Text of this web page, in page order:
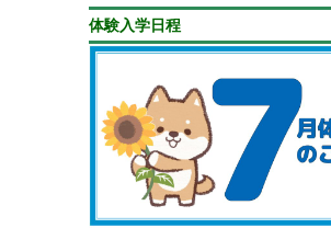
体験入学日程